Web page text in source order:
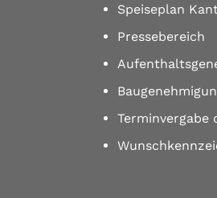
Speiseplan
Pressebereich
Terminvergabe